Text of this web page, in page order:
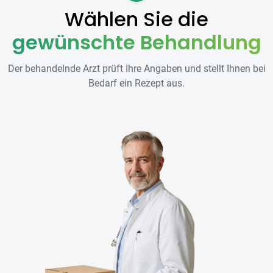
Wählen Sie die
gewünschte Behandlung
Der behandelnde Arzt prüft Ihre Angaben und stellt Ihnen bei
Bedarf ein Rezept aus.